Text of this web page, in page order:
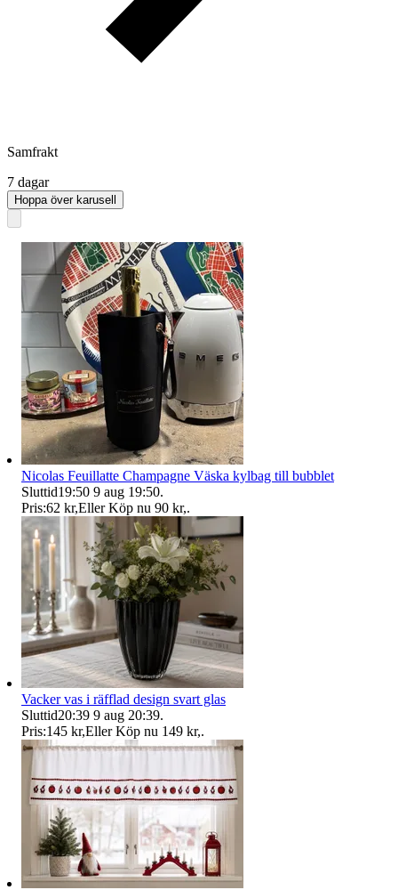
Samfrakt
7 dagar
Hoppa över karusell
Nicolas Feuillatte Champagne Väska kylbag till bubblet
Sluttid19:50 9 aug 19:50.
Pris:62 kr,Eller Köp nu 90 kr,.
Vacker vas i räfflad design svart glas
Sluttid20:39 9 aug 20:39.
Pris:145 kr,Eller Köp nu 149 kr,.